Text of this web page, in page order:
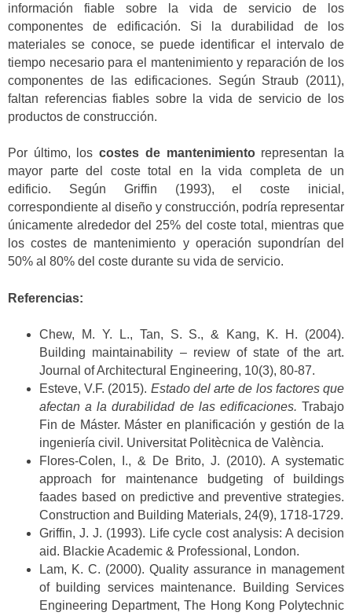
información fiable sobre la vida de servicio de los
componentes de edificación. Si la durabilidad de los
materiales se conoce, se puede identificar el intervalo de
tiempo necesario para el mantenimiento y reparación de los
componentes de las edificaciones. Según Straub (2011),
faltan referencias fiables sobre la vida de servicio de los
productos de construcción.
Por último, loscostes de mantenimientorepresentan la
mayor parte del coste total en la vida completa de un
edificio. Según Griffin (1993), el coste inicial,
correspondiente al diseño y construcción, podría representar
únicamente alrededor del 25% del coste total, mientras que
los costes de mantenimiento y operación supondrían del
50% al 80% del coste durante su vida de servicio.
Referencias:
Chew, M. Y. L., Tan, S. S., & Kang, K. H. (2004).
Building maintainability – review of state of the art.
Journal of Architectural Engineering, 10(3), 80-87.
Esteve, V.F. (2015). Estado del arte de los factores que
afectan a la durabilidad de las edificaciones. Trabajo
Fin de Máster. Máster en planificación y gestión de la
ingeniería civil. Universitat Politècnica de València.
Flores-Colen, I., & De Brito, J. (2010). A systematic
approach for maintenance budgeting of buildings
faades based on predictive and preventive strategies.
Construction and Building Materials, 24(9), 1718-1729.
Griffin, J. J. (1993). Life cycle cost analysis: A decision
aid. Blackie Academic & Professional, London.
Lam, K. C. (2000). Quality assurance in management
of building services maintenance. Building Services
Engineering Department, The Hong Kong Polytechnic